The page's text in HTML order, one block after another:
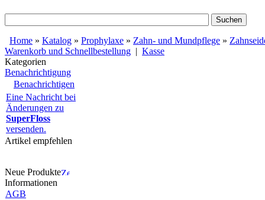
Home » Katalog » Prophylaxe » Zahn- und Mundpflege »
Warenkorb und Schnellbestellung | Kasse
Kategorien
Benachrichtigung
Benachrichtigen
Eine Nachricht bei
Änderungen zu
SuperFloss
versenden.
Artikel empfehlen
Neue Produkte
Informationen
AGB